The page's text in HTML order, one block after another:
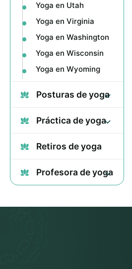
Yoga en Utah
Yoga en Virginia
Yoga en Washington
Yoga en Wisconsin
Yoga en Wyoming
Posturas de yoga
Práctica de yoga
Retiros de yoga
Profesora de yoga